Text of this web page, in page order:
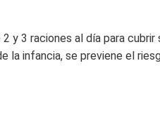
y 3 raciones al día para cubrir
la infancia, se previene el